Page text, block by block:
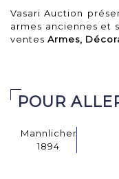
Vasari Auction
armes anciennes et
ventes Armes,
POUR
Mannlicher
1894